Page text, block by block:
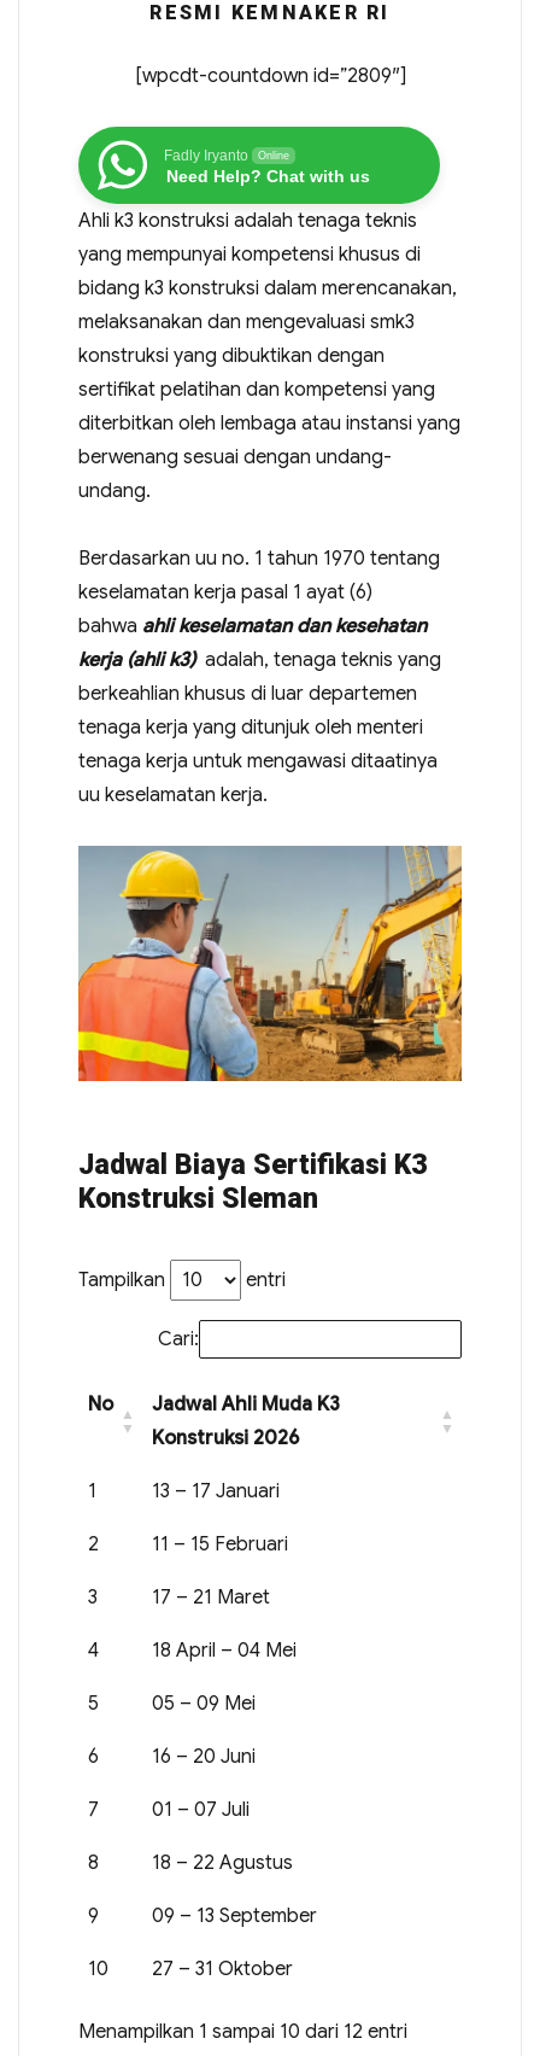
RESMI KEMNAKER RI
[wpcdt-countdown id=”2809″]
Fadly Iryanto Online
Need Help? Chat with us
Ahli k3 konstruksi adalah tenaga teknis
yang mempunyai kompetensi khusus di
bidang k3 konstruksi dalam merencanakan,
melaksanakan dan mengevaluasi smk3
konstruksi yang dibuktikan dengan
sertifikat pelatihan dan kompetensi yang
diterbitkan oleh lembaga atau instansi yang
berwenang sesuai dengan undang-
undang.
Berdasarkan uu no. 1 tahun 1970 tentang
keselamatan kerja pasal 1 ayat (6)
bahwa ahli keselamatan dan kesehatan
kerja (ahli k3)adalah, tenaga teknis yang
berkeahlian khusus di luar departemen
tenaga kerja yang ditunjuk oleh menteri
tenaga kerja untuk mengawasi ditaatinya
uu keselamatan kerja.
Jadwal Biaya Sertifikasi K3
Konstruksi Sleman
Tampilkan entri
Cari:
No
Jadwal Ahli Muda K3
Konstruksi 2026
1 13 – 17 Januari
2 11 – 15 Februari
3 17 – 21 Maret
4 18 April – 04 Mei
5 05 – 09 Mei
6 16 – 20 Juni
7 01 – 07 Juli
8 18 – 22 Agustus
9 09 – 13 September
10 27 – 31 Oktober
Menampilkan 1 sampai 10 dari 12 entri